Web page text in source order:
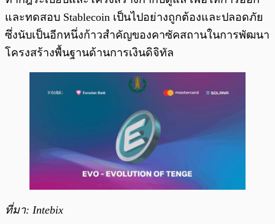
และทดสอบ Stablecoin เป็นไปอย่างถูกต้องและปลอดภัย
ซึ่งนับเป็นอีกหนึ่งก้าวสำคัญของคาซัคสถานในการพัฒนา
โครงสร้างพื้นฐานด้านการเงินดิจิทัล
ที่มา: Intebix